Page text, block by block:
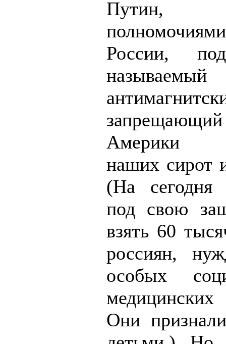
Путин,
России,
называемый
Америки
наших сирот
(На сегодня
под свою
взять 60
россиян,
особых
Они